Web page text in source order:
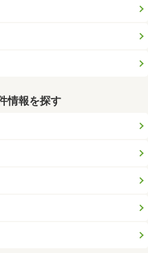
情報を探す